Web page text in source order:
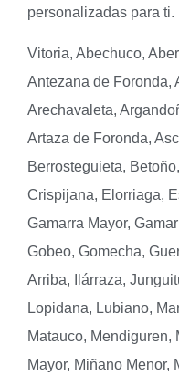
personalizadas para ti.
Vitoria, Abechuco,
Antezana de Foronda,
Arechavaleta,
Artaza de Foronda,
Berrosteguieta,
Crispijana, Elorriaga,
Gamarra Mayor,
Gobeo, Gomecha,
Arriba, Ilárraza,
Lopidana, Lubiano,
Matauco, Mendiguren,
Mayor, Miñano Menor,